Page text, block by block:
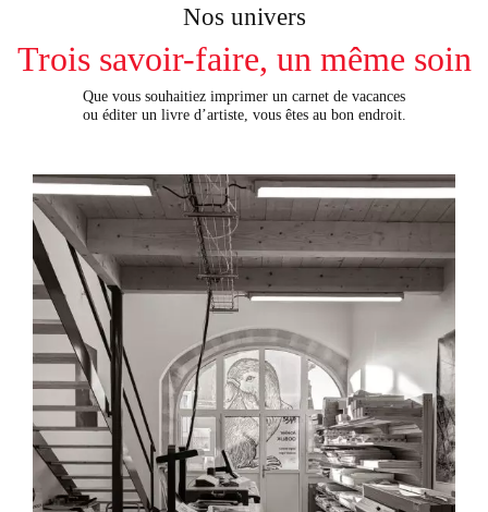
Nos univers
Trois savoir-faire, un même soin
Que vous souhaitiez imprimer un carnet de vacances
ou éditer un livre d’artiste, vous êtes au bon endroit.